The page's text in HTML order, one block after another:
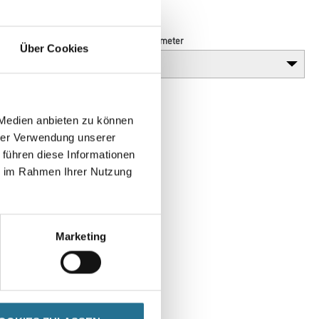
Über Cookies
anbieten zu können
Verwendung unserer
diese Informationen
Rahmen Ihrer Nutzung
Marketing
Breite in centimeter